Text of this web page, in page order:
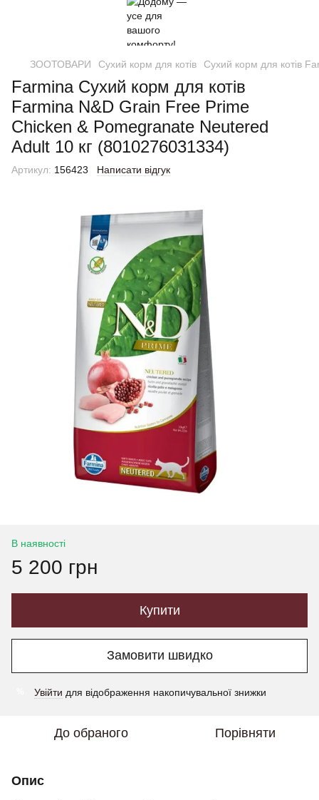
ЗООТОВАРИ Сухий корм для котів Сухий корм для котів
Farmina Сухий корм для котів
Farmina N&D Grain Free Prime
Chicken & Pomegranate Neutered
Adult 10 кг (8010276031334)
Артикул: 156423 Написати відгук
В наявності
5 200 грн
Купити
Замовити швидко
Увійти для відображення накопичувальної знижки
До обраного Порівняти
Опис